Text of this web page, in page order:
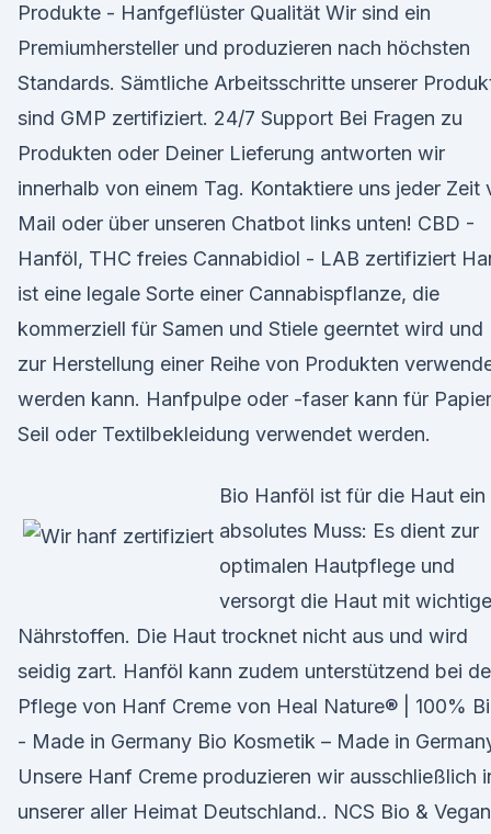
Produkte - Hanfgeflüster Qualität Wir sind ein
Premiumhersteller und produzieren nach höchsten
Standards. Sämtliche Arbeitsschritte unserer
sind GMP zertifiziert. 24/7 Support Bei Fragen zu
Produkten oder Deiner Lieferung antworten wir
innerhalb von einem Tag. Kontaktiere uns jeder Zeit
Mail oder über unseren Chatbot links unten! CBD -
Hanföl, THC freies Cannabidiol - LAB zertifiziert
ist eine legale Sorte einer Cannabispflanze, die
kommerziell für Samen und Stiele geerntet wird und
zur Herstellung einer Reihe von Produkten
werden kann. Hanfpulpe oder -faser kann für
Seil oder Textilbekleidung verwendet werden.
Bio Hanföl ist für die Haut ein
absolutes Muss: Es dient zur
optimalen Hautpflege und
versorgt die Haut mit
Nährstoffen. Die Haut trocknet nicht aus und wird
seidig zart. Hanföl kann zudem unterstützend bei
Pflege von Hanf Creme von Heal Nature® | 100%
- Made in Germany Bio Kosmetik – Made in
Unsere Hanf Creme produzieren wir ausschließlich
unserer aller Heimat Deutschland.. NCS Bio & Vegan